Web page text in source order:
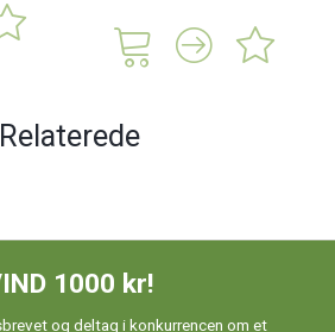
Relaterede
1000 kr!
og deltag i konkurrencen om et